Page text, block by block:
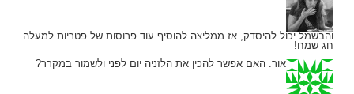
והבשמל יכול להיסדק, אז ממליצה להוסיף עוד פרוסות של פטריות למעלה.
חג שמח!
אור: האם אפשר להכין את הלזניה יום לפני ולשמור במקרר?